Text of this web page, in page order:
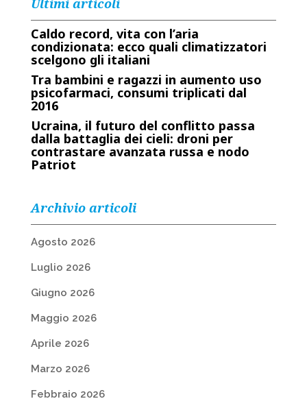
Ultimi articoli
Caldo record, vita con l’aria
condizionata: ecco quali climatizzatori
scelgono gli italiani
Tra bambini e ragazzi in aumento uso
psicofarmaci, consumi triplicati dal
2016
Ucraina, il futuro del conflitto passa
dalla battaglia dei cieli: droni per
contrastare avanzata russa e nodo
Patriot
Archivio articoli
Agosto 2026
Luglio 2026
Giugno 2026
Maggio 2026
Aprile 2026
Marzo 2026
Febbraio 2026